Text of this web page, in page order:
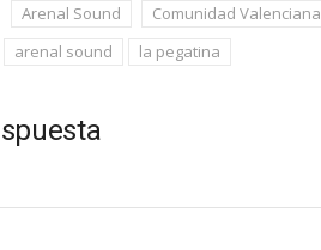
Arenal Sound Comunidad Valenciana
arenal sound la pegatina